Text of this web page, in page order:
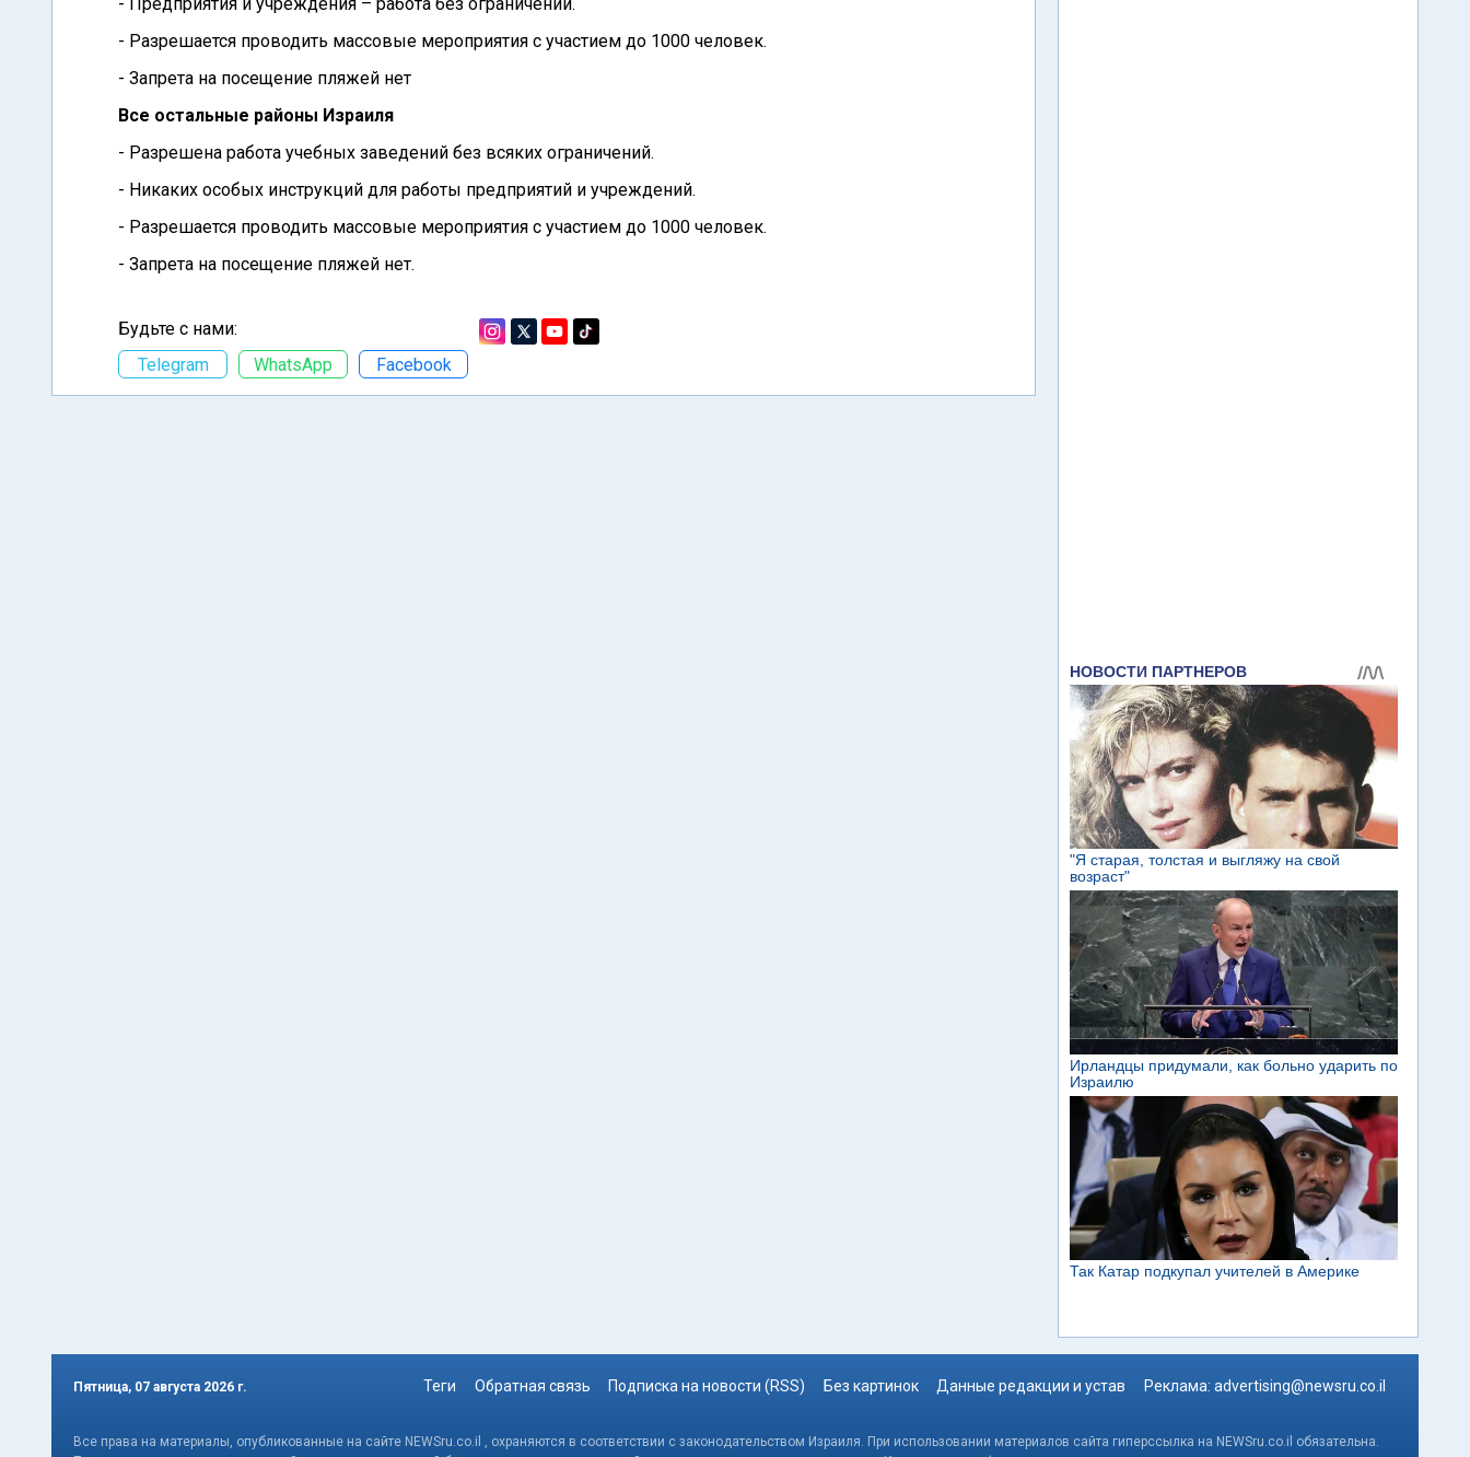
- Разрешается проводить массовые мероприятия с участием до 1000 человек.
- Запрета на посещение пляжей нет
Все остальные районы Израиля
- Разрешена работа учебных заведений без всяких ограничений.
- Никаких особых инструкций для работы предприятий и учреждений.
- Разрешается проводить массовые мероприятия с участием до 1000 человек.
- Запрета на посещение пляжей нет.
Будьте с нами:
Telegram
WhatsApp Facebook
Пятница, 07 августа 2026 г. Теги Обратная связь Подписка на новости (RSS) Без картинок Данные редакции и устав Реклама: advertising@newsru.co.il
Все права на материалы, опубликованные на сайте NEWSru.co.il , охраняются в соответствии с законодательством Израиля. При использовании материалов сайта гиперссылка на NEWSru.co.il обязательна.